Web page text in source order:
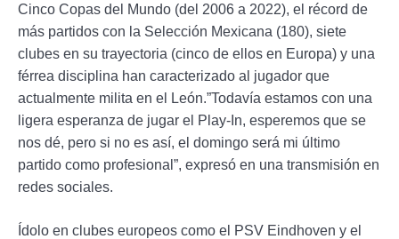
Cinco Copas del Mundo (del 2006 a 2022), el récord de
más partidos con la Selección Mexicana (180), siete
clubes en su trayectoria (cinco de ellos en Europa) y una
férrea disciplina han caracterizado al jugador que
actualmente milita en el León.”Todavía estamos con una
ligera esperanza de jugar el Play-In, esperemos que se
nos dé, pero si no es así, el domingo será mi último
partido como profesional”, expresó en una transmisión en
redes sociales.
Ídolo en clubes europeos como el PSV Eindhoven y el